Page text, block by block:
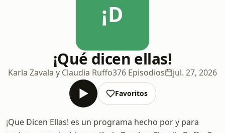
¡D
¡Qué dicen ellas!
Karla Zavala y Claudia Ruffo376 Episodios jul. 27, 2026
Favoritos
¡Que Dicen Ellas! es un programa hecho por y para